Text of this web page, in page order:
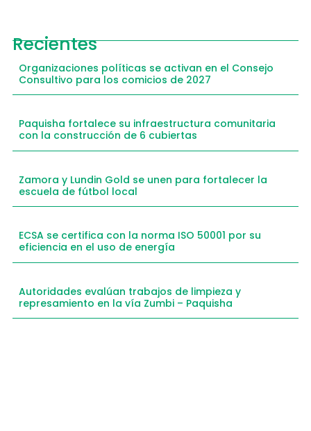
Recientes
Organizaciones políticas se activan en el Consejo
Consultivo para los comicios de 2027
Paquisha fortalece su infraestructura comunitaria
con la construcción de 6 cubiertas
Zamora y Lundin Gold se unen para fortalecer la
escuela de fútbol local
ECSA se certifica con la norma ISO 50001 por su
eficiencia en el uso de energía
Autoridades evalúan trabajos de limpieza y
represamiento en la vía Zumbi – Paquisha